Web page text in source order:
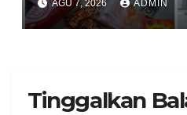
Puluhan Vape
Diamankan
AGU 7, 2026 ADMIN
Tinggalkan